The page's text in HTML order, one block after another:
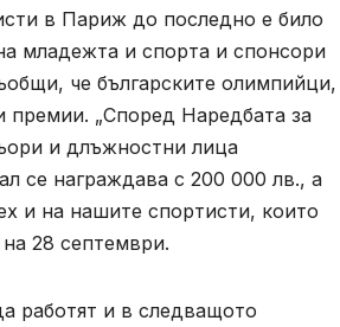
в Париж до последно е било
младежта и спорта и спонсори
че българските олимпийци,
премии. „Според Наредбата за
и длъжностни лица
се награждава с 200 000 лв., а
и на нашите спортисти, които
28 септември.
работят и в следващото